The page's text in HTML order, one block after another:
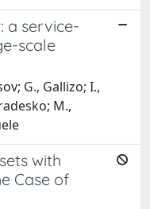
a service-
scale
G., Gallizo; I.,
M.,
with
Case of